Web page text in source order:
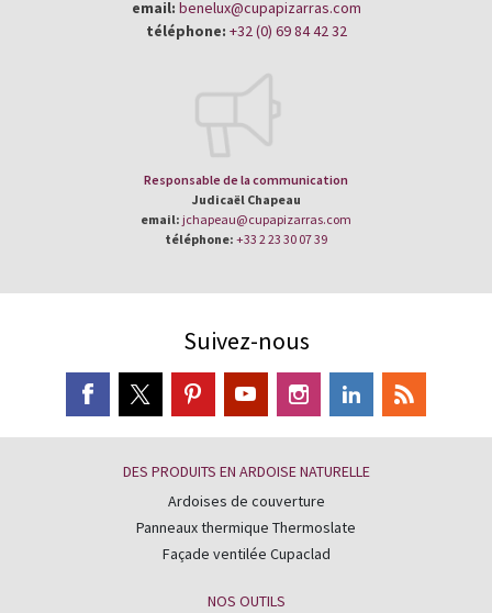
email: benelux@cupapizarras.com
téléphone: +32 (0) 69 84 42 32
Responsable de la communication
Judicaël Chapeau
email: jchapeau@cupapizarras.com
téléphone: +33 2 23 30 07 39
Suivez-nous
DES PRODUITS EN ARDOISE NATURELLE
Ardoises de couverture
Panneaux thermique Thermoslate
Façade ventilée Cupaclad
NOS OUTILS